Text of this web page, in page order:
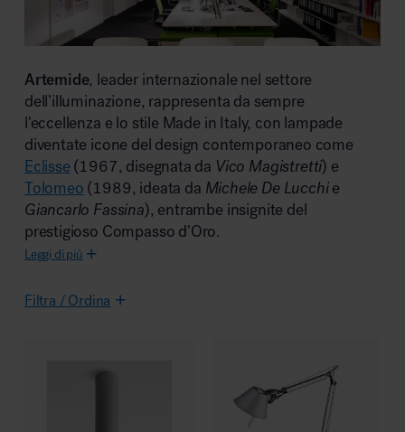
Area lounge e attesa
Artemide, leader internazionale nel settore
dell’illuminazione, rappresenta da sempre
l’eccellenza e lo stile Made in Italy, con lampade
diventate icone del design contemporaneo come
Eclisse(1967, disegnata da Vico Magistretti) e
Tolomeo (1989, ideata da Michele De Lucchie
Giancarlo Fassina), entrambe insignite del
prestigioso Compasso d’Oro.
Leggi di più
Filtra / Ordina